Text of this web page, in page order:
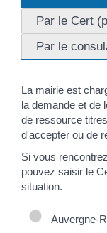
Par le Cert
Par le
La mairie est
la demande et de
de ressource
d'accepter ou de
Si vous
pouvez saisir le
situation.
Auvergne-